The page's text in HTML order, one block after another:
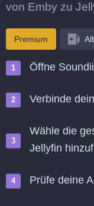
von Emby zu
Premium
Öffne
Verbinde
Wähle die
Jellyfin
Prüfe deine